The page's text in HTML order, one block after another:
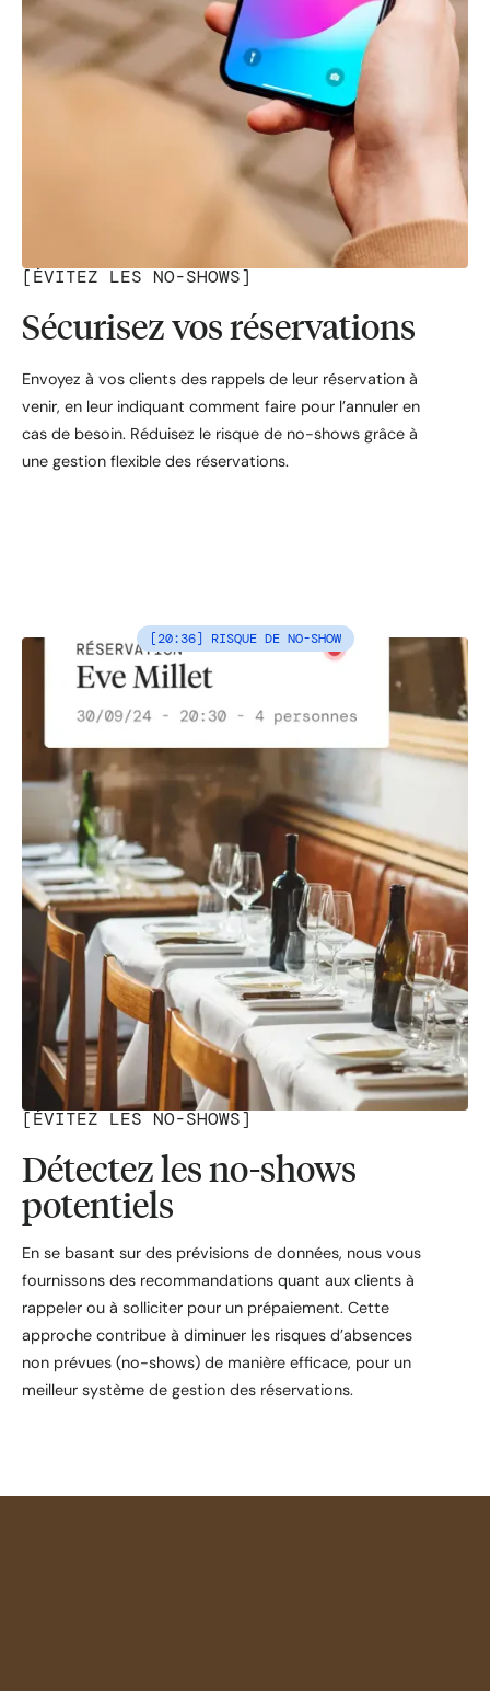
[ÉVITEZ LES NO-SHOWS]
Sécurisez vos réservations
Envoyez à vos clients des rappels de leur réservation à
venir, en leur indiquant comment faire pour l’annuler en
cas de besoin. Réduisez le risque de no-shows grâce à
une gestion flexible des réservations.
[ÉVITEZ LES NO-SHOWS]
Détectez les no-shows
potentiels
En se basant sur des prévisions de données, nous vous
fournissons des recommandations quant aux clients à
rappeler ou à solliciter pour un prépaiement. Cette
approche contribue à diminuer les risques d’absences
non prévues (no-shows) de manière efficace, pour un
meilleur système de gestion des réservations.
[20:36] RISQUE DE NO-SHOW